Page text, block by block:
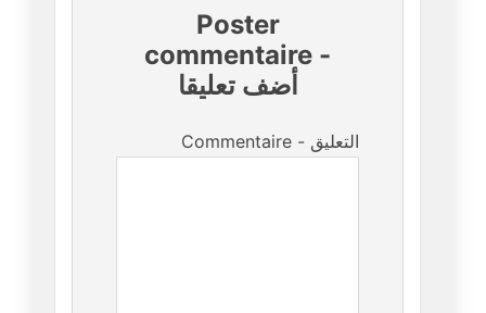
Poster
commentaire -
أضف تعليقا
Commentaire - التعليق